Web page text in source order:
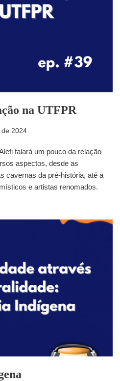
na UTFPR
de 2024
falará um pouco da relação
aspectos, desde as
cavernas da pré-história, até a
e artistas renomados.